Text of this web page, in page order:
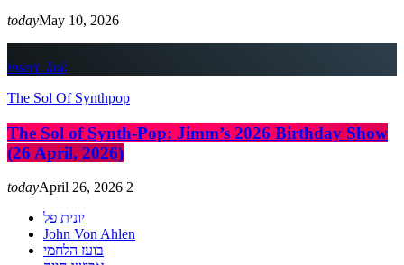
todayMay 10, 2026
insert_link
The Sol Of Synthpop
The Sol of Synth-Pop: Jimm’s 2026 Birthday Show
(26 April, 2026)
todayApril 26, 2026 2
יונית פל
John Von Ahlen
בועז הלחמי